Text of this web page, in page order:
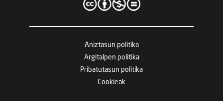
Aniztasun politika
Argitalpen politika
Pribatutasun politika
Cookieak